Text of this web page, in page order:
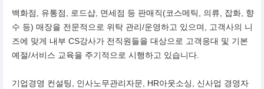
백화점, 유통점, 로드샵, 면세점 등 판매직(코스메틱, 의류, 잡화, 향
수 등) 매장을 전문적으로 위탁 관리/운영하고 있으며, 고객사의 니
즈에 맞게 내부 CS강사가 전직원들을 대상으로 고객응대 및 기본
예절/서비스 교육을 주기적으로 시행하고 있습니다.
기업경영 컨설팅, 인사노무관리자문, HR아웃소싱, 신사업 경영자